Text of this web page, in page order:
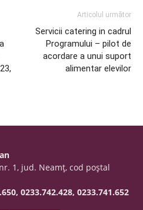
Articolul următor
Servicii catering in cadrul
Programului – pilot de
acordare a unui suport
alimentar elevilor
1, jud. Neamţ, cod poştal
0233.742.428, 0233.741.652